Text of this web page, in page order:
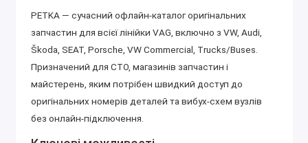
PETKA — сучасний офлайн-каталог оригінальних
запчастин для всієї лінійки VAG, включно з VW, Audi,
Škoda, SEAT, Porsche, VW Commercial, Trucks/Buses.
Призначений для СТО, магазинів запчастин і
майстерень, яким потрібен швидкий доступ до
оригінальних номерів деталей та вибух-схем вузлів
без онлайн-підключення.